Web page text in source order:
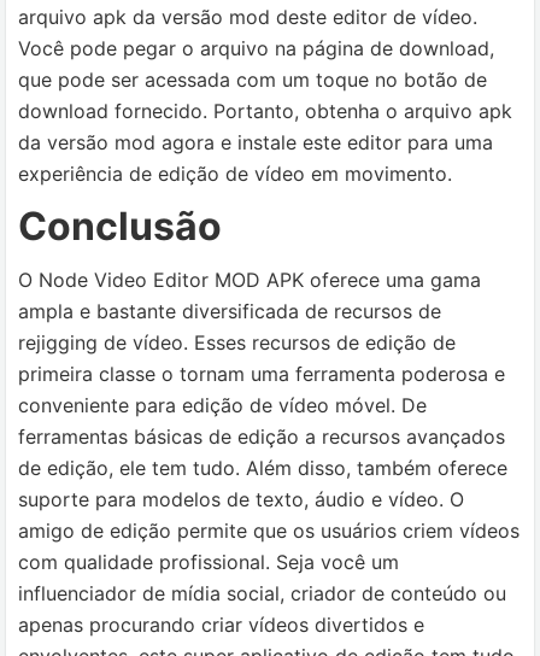
arquivo apk da versão mod deste editor de vídeo.
Você pode pegar o arquivo na página de download,
que pode ser acessada com um toque no botão de
download fornecido. Portanto, obtenha o arquivo apk
da versão mod agora e instale este editor para uma
experiência de edição de vídeo em movimento.
Conclusão
O Node Video Editor MOD APK oferece uma gama
ampla e bastante diversificada de recursos de
rejigging de vídeo. Esses recursos de edição de
primeira classe o tornam uma ferramenta poderosa e
conveniente para edição de vídeo móvel. De
ferramentas básicas de edição a recursos avançados
de edição, ele tem tudo. Além disso, também oferece
suporte para modelos de texto, áudio e vídeo. O
amigo de edição permite que os usuários criem vídeos
com qualidade profissional. Seja você um
influenciador de mídia social, criador de conteúdo ou
apenas procurando criar vídeos divertidos e